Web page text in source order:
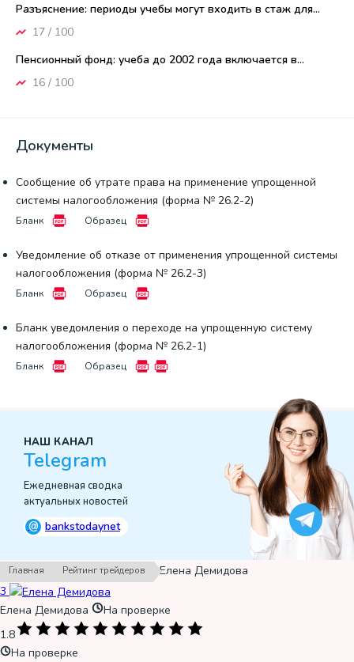
Разъяснение: периоды учебы могут входить в стаж для...
17 / 100
Пенсионный фонд: учеба до 2002 года включается в...
16 / 100
Документы
Сообщение об утрате права на применение упрощенной
системы налогообложения (форма № 26.2-2)
Бланк Образец
Уведомление об отказе от применения упрощенной системы
налогообложения (форма № 26.2-3)
Бланк Образец
Бланк уведомления о переходе на упрощенную систему
налогообложения (форма № 26.2-1)
Бланк Образец
НАШ КАНАЛ
Telegram
Ежедневная сводка
актуальных новостей
@ bankstodaynet
Главная Рейтинг трейдеров ›Елена Демидова
3
Елена Демидова
На проверке
1.8
На проверке